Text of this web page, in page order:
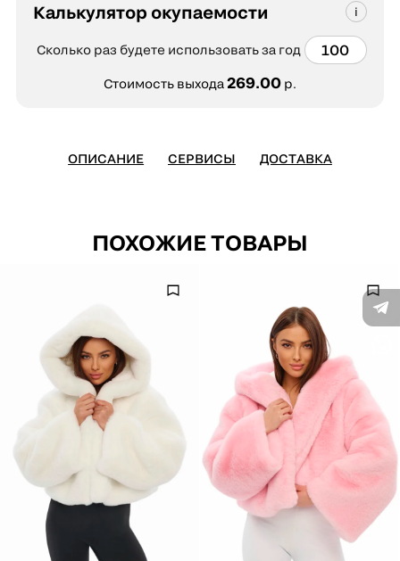
Калькулятор окупаемости
Сколько раз будете использовать за год
Стоимость выхода 269.00 р.
ОПИСАНИЕ СЕРВИСЫ ДОСТАВКА
ПОХОЖИЕ ТОВАРЫ